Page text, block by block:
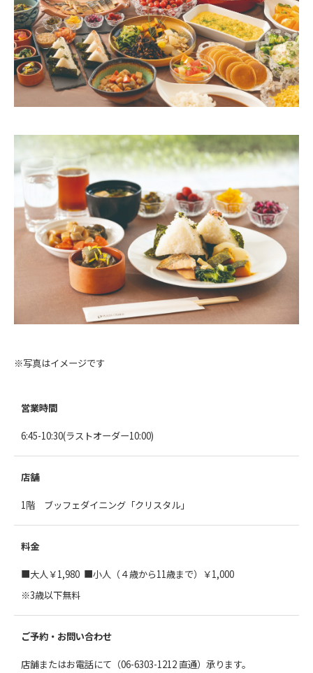
※写真はイメージです
営業時間
6:45-10:30(ラストオーダー10:00)
店舗
1階 ブッフェダイニング「クリスタル」
料金
■大人￥1,980 ■小人（４歳から11歳まで）￥1,000
※3歳以下無料
ご予約・お問い合わせ
店舗またはお電話にて（06-6303-1212 直通）承ります。